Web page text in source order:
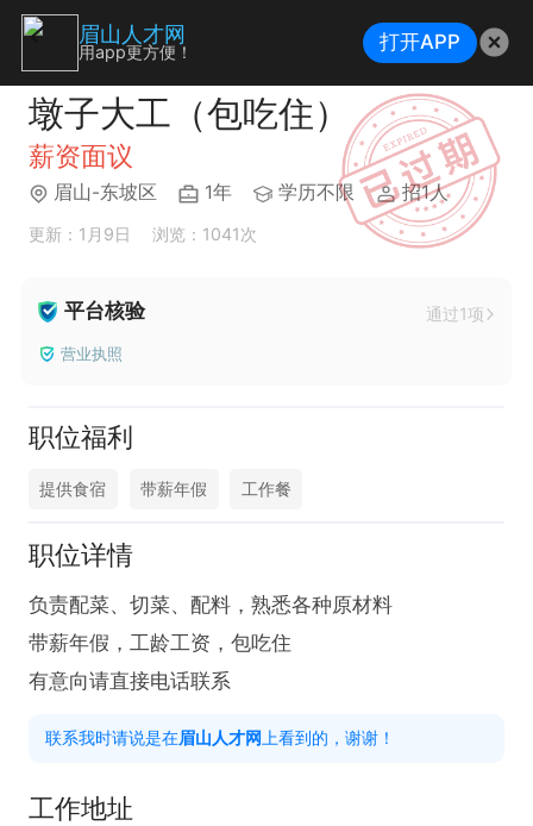
墩子大工（包吃住）
薪资面议
眉山-东坡区 1年 学历不限 招1人
更新：1月9日 浏览：1041次
平台核验 通过1项
营业执照
职位福利
提供食宿 带薪年假 工作餐
职位详情
负责配菜、切菜、配料，熟悉各种原材料
带薪年假，工龄工资，包吃住
有意向请直接电话联系
联系我时请说是在眉山人才网 上看到的，谢谢！
工作地址
眉山人才网
用app更方便！ 打开APP